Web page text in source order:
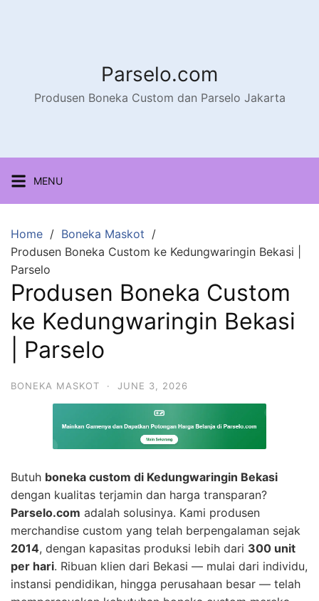
Parselo.com
Produsen Boneka Custom dan Parselo Jakarta
MENU
Home
Boneka Maskot
Produsen Boneka Custom ke Kedungwaringin Bekasi |
Parselo
Produsen Boneka Custom
ke Kedungwaringin Bekasi
| Parselo
BONEKA MASKOT · JUNE 3, 2026
Butuh boneka custom di Kedungwaringin Bekasi
dengan kualitas terjamin dan harga transparan?
Parselo.com adalah solusinya. Kami produsen
merchandise custom yang telah berpengalaman sejak
2014, dengan kapasitas produksi lebih dari 300 unit
per hari. Ribuan klien dari Bekasi — mulai dari individu,
instansi pendidikan, hingga perusahaan besar — telah